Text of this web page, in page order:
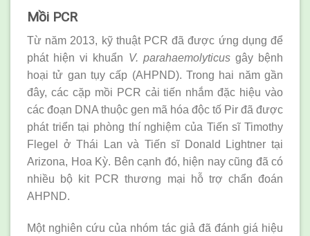
Mồi PCR
Từ năm 2013, kỹ thuật PCR đã được ứng dụng để
phát hiện vi khuẩn V. parahaemolyticusgây bệnh
hoại tử gan tụy cấp (AHPND). Trong hai năm gần
đây, các cặp mồi PCR cải tiến nhắm đặc hiệu vào
các đoạn DNA thuộc gen mã hóa độc tố Pir đã được
phát triển tại phòng thí nghiệm của Tiến sĩ Timothy
Flegel ở Thái Lan và Tiến sĩ Donald Lightner tại
Arizona, Hoa Kỳ. Bên cạnh đó, hiện nay cũng đã có
nhiều bộ kit PCR thương mại hỗ trợ chẩn đoán
AHPND.
Một nghiên cứu của nhóm tác giả đã đánh giá hiệu